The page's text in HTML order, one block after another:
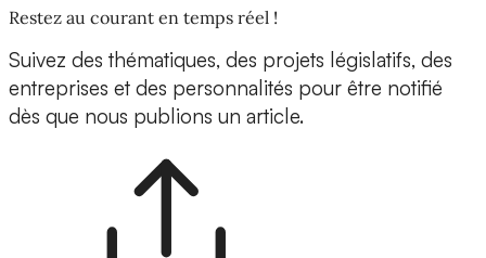
Restez au courant en temps réel !
Suivez des thématiques, des projets législatifs, des
entreprises et des personnalités pour être notifié
dès que nous publions un article.